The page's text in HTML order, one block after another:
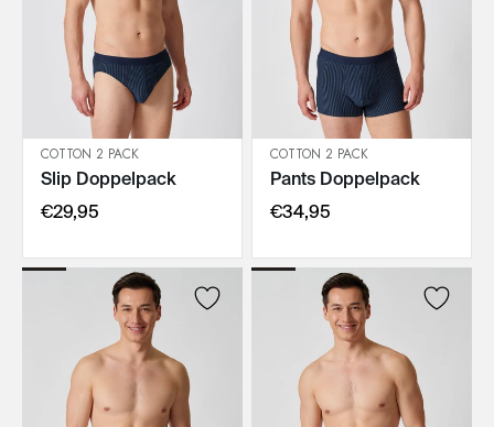
IN DEN WARENKORB
COTTON 2 PACK
Slip Doppelpack
€29,95
IN DEN WARENKORB
COTTON 2 PACK
Pants Doppelpack
€34,95